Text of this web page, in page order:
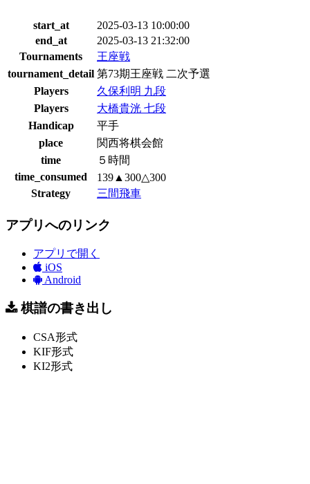
start_at
2025-03-13 10:00:00
end_at
2025-03-13 21:32:00
Tournaments
王座戦
tournament_detail 第73期王座戦 二次予選
Players
久保利明 九段
Players
大橋貴洸 七段
Handicap
平手
place
関西将棋会館
time
５時間
time_consumed
139▲300△300
Strategy
三間飛車
アプリへのリンク
アプリで開く
iOS
Android
棋譜の書き出し
CSA形式
KIF形式
KI2形式